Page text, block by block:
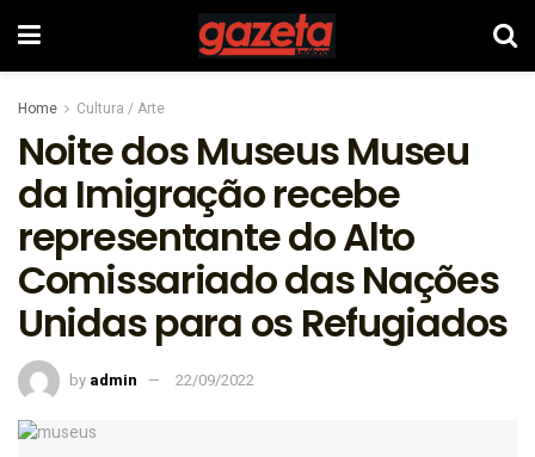
Home Cultura / Arte
Noite dos Museus Museu
da Imigração recebe
representante do Alto
Comissariado das Nações
Unidas para os Refugiados
by admin 22/09/2022